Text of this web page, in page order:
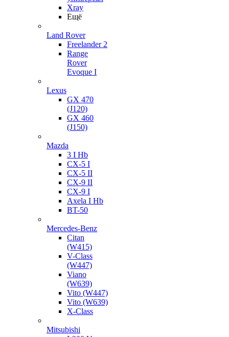
Xray
Ещё
Land Rover
Freelander 2
Range
Rover
Evoque I
Lexus
GX 470
(J120)
GX 460
(J150)
Mazda
3 I Hb
CX-5 I
CX-5 II
CX-9 II
CX-9 I
Axela I Hb
BT-50
Mercedes-Benz
Citan
(W415)
V-Class
(W447)
Viano
(W639)
Vito (W447)
Vito (W639)
X-Class
Mitsubishi